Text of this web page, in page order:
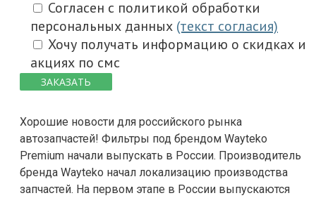
Согласен с политикой обработки
персональных данных (текст согласия)
Хочу получать информацию о скидках и
акциях по смс
ЗАКАЗАТЬ
Хорошие новости для российского рынка
автозапчастей! Фильтры под брендом Wayteko
Premium начали выпускать в России. Производитель
бренда Wayteko начал локализацию производства
запчастей. На первом этапе в России выпускаются